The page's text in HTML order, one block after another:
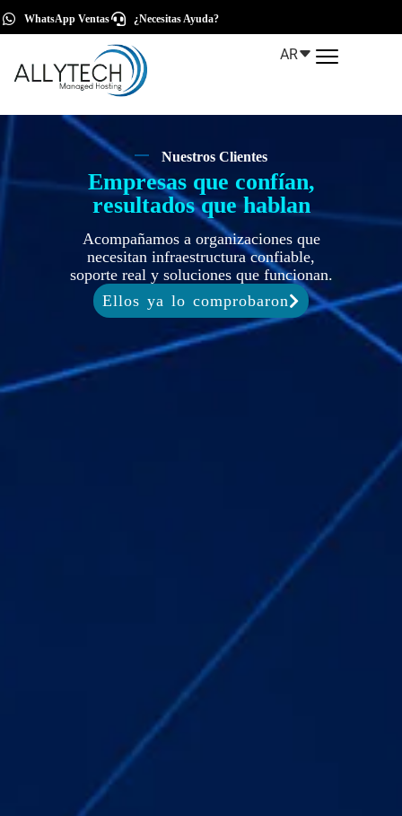
WhatsApp Ventas ¿Necesitas Ayuda?
AR
Nuestros Clientes
Empresas que confían,
resultados que hablan
Acompañamos a organizaciones que
necesitan infraestructura confiable,
soporte real y soluciones que funcionan.
Ellos ya lo comprobaron